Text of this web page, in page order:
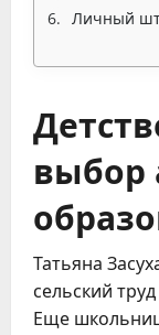
Личный
выбор
Татьяна
сельский
Еще